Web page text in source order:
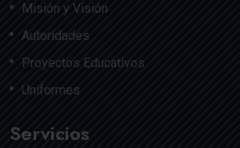
Misión y Visión
Autoridades
Proyectos Educativos
Uniformes
Servicios